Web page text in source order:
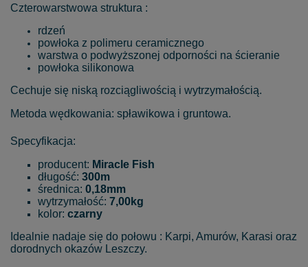
Czterowarstwowa struktura :
rdzeń
powłoka z polimeru ceramicznego
warstwa o podwyższonej odporności na ścieranie
powłoka silikonowa
Cechuje się niską rozciągliwością i wytrzymałością.
Metoda wędkowania: spławikowa i gruntowa.
Specyfikacja:
producent: Miracle Fish
długość: 300m
średnica: 0,18mm
wytrzymałość: 7,00kg
kolor: czarny
Idealnie nadaje się do połowu : Karpi, Amurów, Karasi oraz
dorodnych okazów Leszczy.